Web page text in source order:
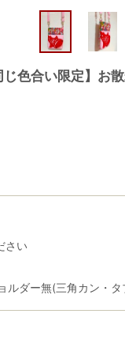
じ色合い限定】
さい
ルダー無(三角カン・